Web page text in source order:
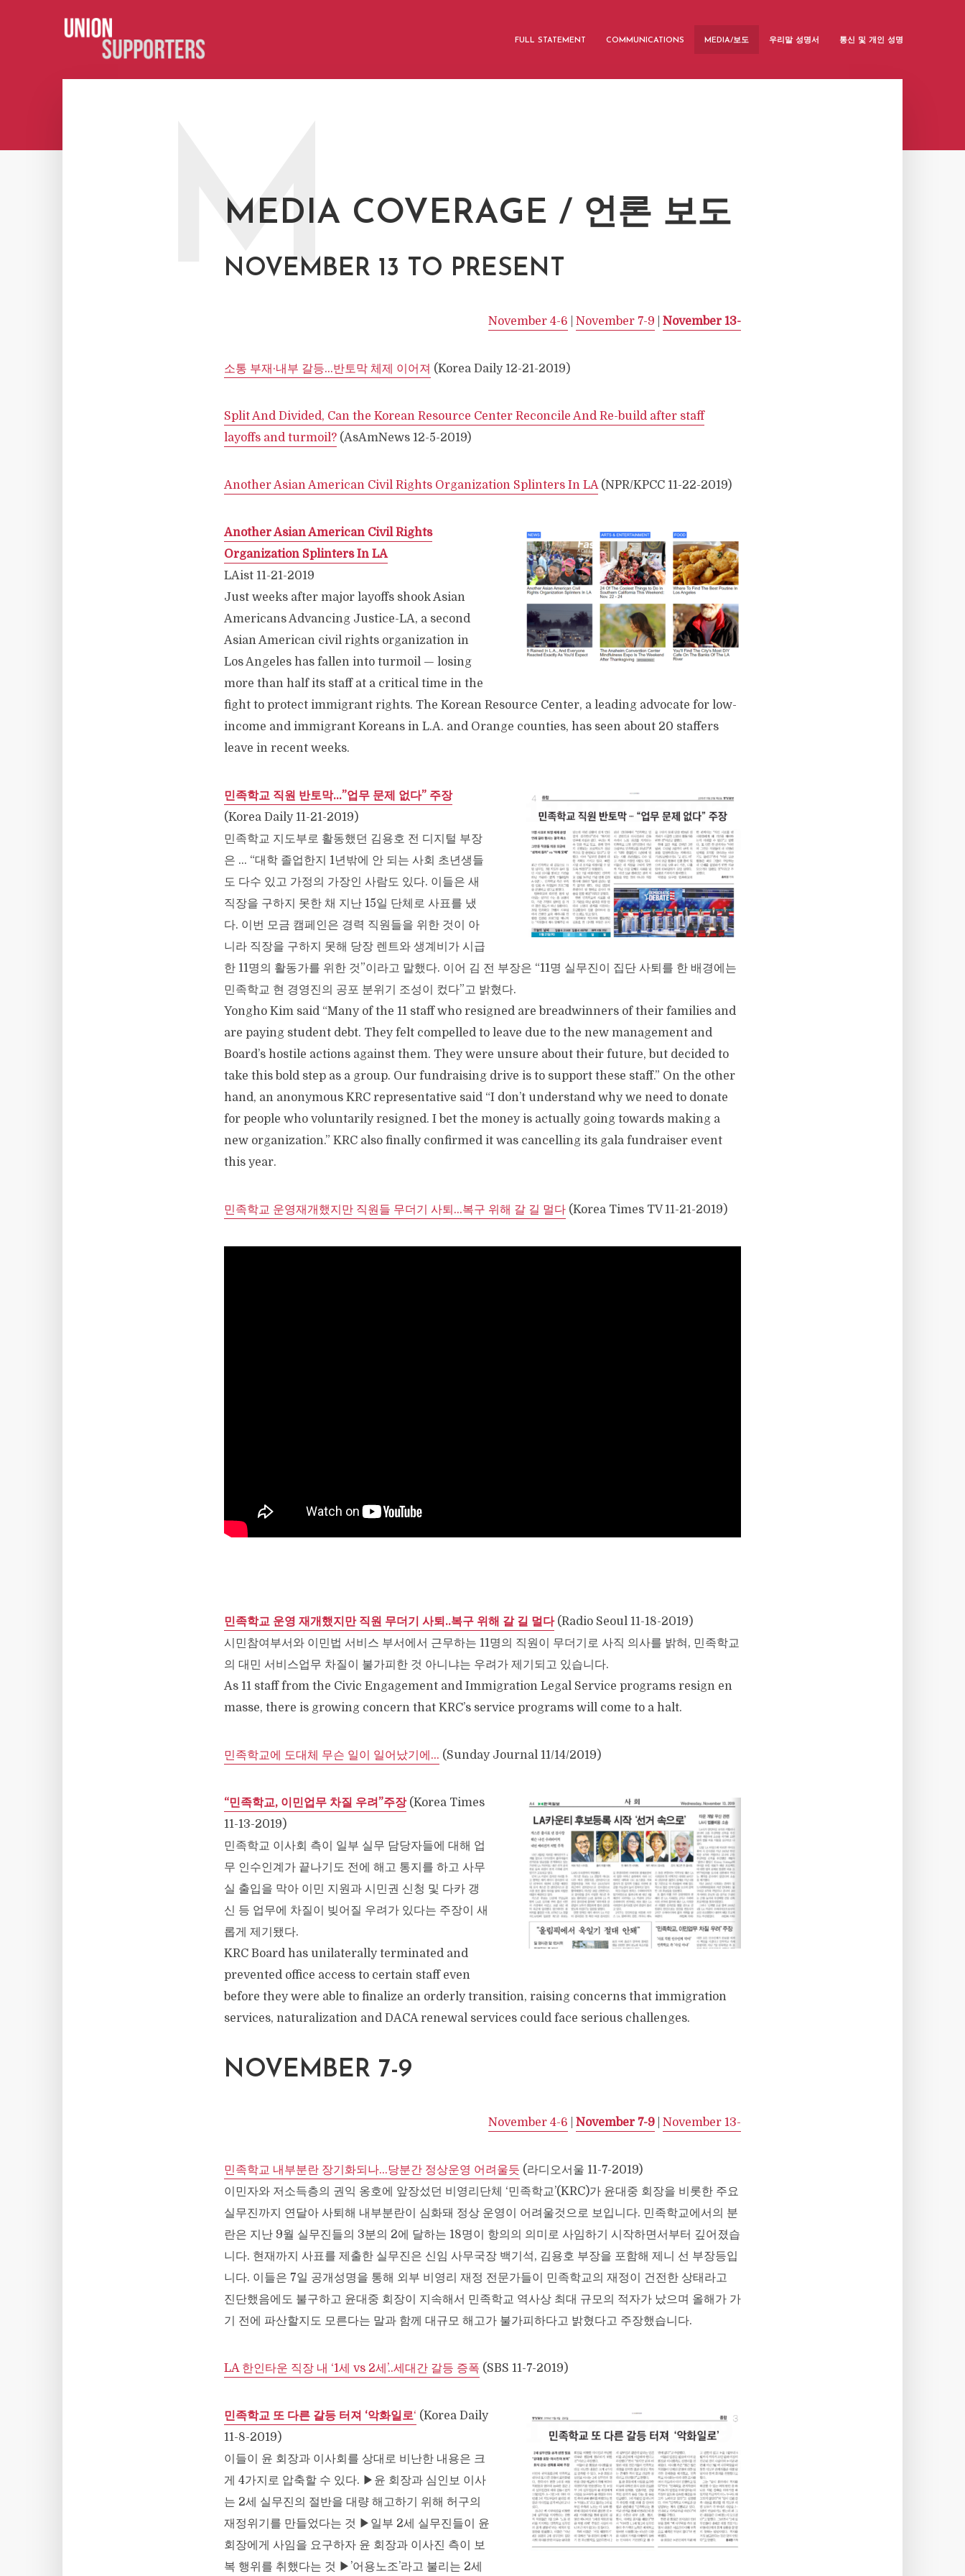
FULL STATEMENT COMMUNICATIONS MEDIA/보도 우리말 성명서 통신 및 개인 성명
MEDIA COVERAGE / 언론 보도
M
NOVEMBER 13 TO PRESENT
November 4-6 November 7-9 November 13-
소통 부재·내부 갈등…반토막 체제 이어져 (Korea Daily 12-21-2019)
Split And Divided, Can the Korean Resource Center Reconcile And Re-build after staff
layoffs and turmoil? (AsAmNews 12-5-2019)
Another Asian American Civil Rights Organization Splinters In LA(NPR/KPCC 11-22-2019)
Another Asian American Civil Rights
Organization Splinters In LA
LAist 11-21-2019
Just weeks after major layoffs shook Asian
Americans Advancing Justice-LA, a second
Asian American civil rights organization in
Los Angeles has fallen into turmoil — losing
more than half its staff at a critical time in the
fight to protect immigrant rights. The Korean Resource Center, a leading advocate for low-
income and immigrant Koreans in L.A. and Orange counties, has seen about 20 staffers
leave in recent weeks.
민족학교 직원 반토막…”업무 문제 없다” 주장
(Korea Daily 11-21-2019)
민족학교 지도부로 활동했던 김용호 전 디지털 부장
은 … “대학 졸업한지 1년밖에 안 되는 사회 초년생들
도 다수 있고 가정의 가장인 사람도 있다. 이들은 새
직장을 구하지 못한 채 지난 15일 단체로 사표를 냈
다. 이번 모금 캠페인은 경력 직원들을 위한 것이 아
니라 직장을 구하지 못해 당장 렌트와 생계비가 시급
한 11명의 활동가를 위한 것”이라고 말했다. 이어 김 전 부장은 “11명 실무진이 집단 사퇴를 한 배경에는
민족학교 현 경영진의 공포 분위기 조성이 컸다”고 밝혔다.
Yongho Kim said “Many of the 11 staff who resigned are breadwinners of their families and
are paying student debt. They felt compelled to leave due to the new management and
Board’s hostile actions against them. They were unsure about their future, but decided to
take this bold step as a group. Our fundraising drive is to support these staff.” On the other
hand, an anonymous KRC representative said “I don’t understand why we need to donate
for people who voluntarily resigned. I bet the money is actually going towards making a
new organization.” KRC also finally confirmed it was cancelling its gala fundraiser event
this year.
민족학교 운영재개했지만 직원들 무더기 사퇴…복구 위해 갈 길 멀다 (Korea Times TV 11-21-2019)
민족학교 운영 재개했지만 직원 무더기 사퇴..복구 위해 갈 길 멀다(Radio Seoul 11-18-2019)
시민참여부서와 이민법 서비스 부서에서 근무하는 11명의 직원이 무더기로 사직 의사를 밝혀, 민족학교
의 대민 서비스업무 차질이 불가피한 것 아니냐는 우려가 제기되고 있습니다.
As 11 staff from the Civic Engagement and Immigration Legal Service programs resign en
masse, there is growing concern that KRC’s service programs will come to a halt.
민족학교에 도대체 무슨 일이 일어났기에… (Sunday Journal 11/14/2019)
“민족학교, 이민업무 차질 우려”주장 (Korea Times
11-13-2019)
민족학교 이사회 측이 일부 실무 담당자들에 대해 업
무 인수인계가 끝나기도 전에 해고 통지를 하고 사무
실 출입을 막아 이민 지원과 시민권 신청 및 다카 갱
신 등 업무에 차질이 빚어질 우려가 있다는 주장이 새
롭게 제기됐다.
KRC Board has unilaterally terminated and
prevented office access to certain staff even
before they were able to finalize an orderly transition, raising concerns that immigration
services, naturalization and DACA renewal services could face serious challenges.
NOVEMBER 7-9
November 4-6 November 7-9 November 13-
민족학교 내부분란 장기화되나…당분간 정상운영 어려울듯 (라디오서울 11-7-2019)
이민자와 저소득층의 권익 옹호에 앞장섰던 비영리단체 ‘민족학교’(KRC)가 윤대중 회장을 비롯한 주요
실무진까지 연달아 사퇴해 내부분란이 심화돼 정상 운영이 어려울것으로 보입니다. 민족학교에서의 분
란은 지난 9월 실무진들의 3분의 2에 달하는 18명이 항의의 의미로 사임하기 시작하면서부터 깊어졌습
니다. 현재까지 사표를 제출한 실무진은 신임 사무국장 백기석, 김용호 부장을 포함해 제니 선 부장등입
니다. 이들은 7일 공개성명을 통해 외부 비영리 재정 전문가들이 민족학교의 재정이 건전한 상태라고
진단했음에도 불구하고 윤대중 회장이 지속해서 민족학교 역사상 최대 규모의 적자가 났으며 올해가 가
기 전에 파산할지도 모른다는 말과 함께 대규모 해고가 불가피하다고 밝혔다고 주장했습니다.
LA 한인타운 직장 내 ‘1세 vs 2세’..세대간 갈등 증폭 (SBS 11-7-2019)
민족학교 또 다른 갈등 터져 ‘악화일로‘ (Korea Daily
11-8-2019)
이들이 윤 회장과 이사회를 상대로 비난한 내용은 크
게 4가지로 압축할 수 있다. ▶윤 회장과 심인보 이사
는 2세 실무진의 절반을 대량 해고하기 위해 허구의
재정위기를 만들었다는 것 ▶일부 2세 실무진들이 윤
회장에게 사임을 요구하자 윤 회장과 이사진 측이 보
복 행위를 취했다는 것 ▶’어용노조’라고 불리는 2세